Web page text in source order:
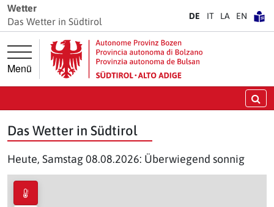
Springe direkt zur Hauptnavigation
Springe direkt zum Inhalt
Wetter
Das Wetter in Südtirol
DE IT LA EN
Menü
Das Wetter in Südtirol
Heute, Samstag 08.08.2026: Überwiegend sonnig